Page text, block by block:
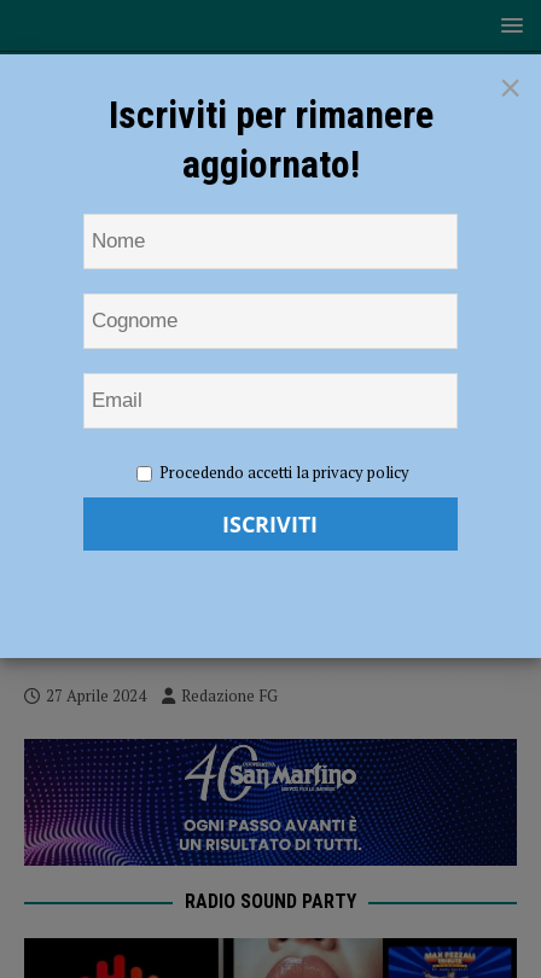
vicina anche per la tangenziale di Castel San Giovanni. Lega: “Passo
importante”
Concessione A21, più vicina anche per la
27 Aprile 2024 Redazione FG
RADIO SOUND PARTY
×
Iscriviti per rimanere
aggiornato!
Procedendo accetti la privacy policy